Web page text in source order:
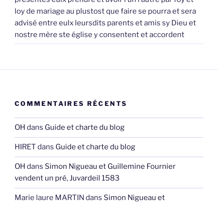
loy de mariage au plustost que faire se pourra et sera
advisé entre eulx leursdits parents et amis sy Dieu et
nostre mère ste église y consentent et accordent
COMMENTAIRES RÉCENTS
OH dans Guide et charte du blog
HIRET dans Guide et charte du blog
OH dans Simon Nigueau et Guillemine Fournier
vendent un pré, Juvardeil 1583
Marie laure MARTIN dans Simon Nigueau et